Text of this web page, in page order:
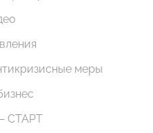
меры
СТАРТ